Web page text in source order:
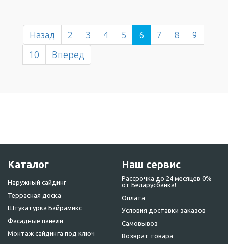
Назад 2 3 4 5 6 7 8
9
10
Вперед
Каталог
Наружный сайдинг
Террасная доска
Штукатурка Байрамикс
Фасадные панели
Монтаж сайдинга под ключ
Наш сервис
Рассрочка до 24 месяцев 0%
от Беларусбанка!
Оплата
Условия доставки заказов
Самовывоз
Возврат товара